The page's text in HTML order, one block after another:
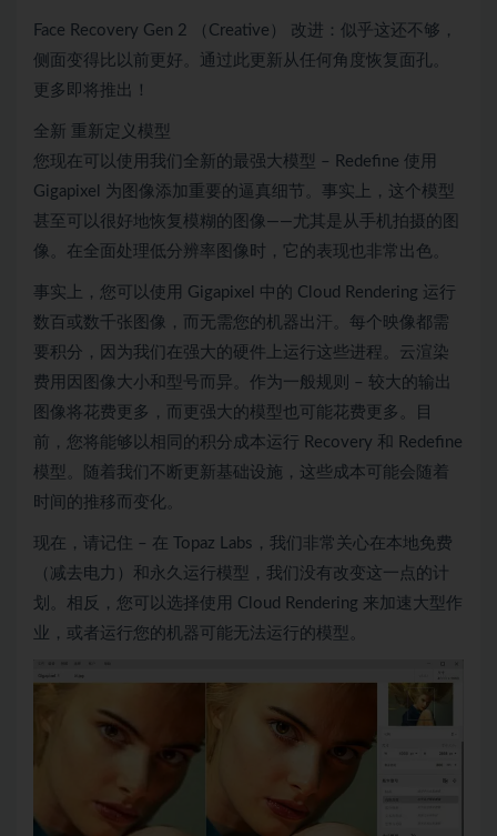
Face Recovery Gen 2 （Creative） 改进：似乎这还不够，
侧面变得比以前更好。通过此更新从任何角度恢复面孔。
更多即将推出！
全新 重新定义模型
您现在可以使用我们全新的最强大模型 – Redefine 使用
Gigapixel 为图像添加重要的逼真细节。事实上，这个模型
甚至可以很好地恢复模糊的图像——尤其是从手机拍摄的图
像。在全面处理低分辨率图像时，它的表现也非常出色。
事实上，您可以使用 Gigapixel 中的 Cloud Rendering 运行
数百或数千张图像，而无需您的机器出汗。每个映像都需
要积分，因为我们在强大的硬件上运行这些进程。云渲染
费用因图像大小和型号而异。作为一般规则 – 较大的输出
图像将花费更多，而更强大的模型也可能花费更多。目
前，您将能够以相同的积分成本运行 Recovery 和 Redefine
模型。随着我们不断更新基础设施，这些成本可能会随着
时间的推移而变化。
现在，请记住 – 在 Topaz Labs，我们非常关心在本地免费
（减去电力）和永久运行模型，我们没有改变这一点的计
划。相反，您可以选择使用 Cloud Rendering 来加速大型作
业，或者运行您的机器可能无法运行的模型。